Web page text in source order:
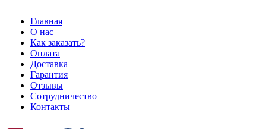
Главная
О нас
Как заказать?
Оплата
Доставка
Гарантия
Отзывы
Сотрудничество
Контакты